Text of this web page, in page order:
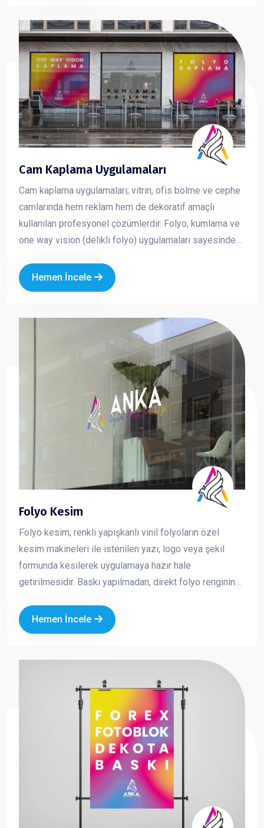
Cam Kaplama Uygulamaları
Cam kaplama uygulamaları; vitrin, ofis bölme ve cephe
camlarında hem reklam hem de dekoratif amaçlı
kullanılan profesyonel çözümlerdir. Folyo, kumlama ve
one way vision (delikli folyo) uygulamaları sayesinde
mahremiyet ve güneş kontrolü sağlayabilirsiniz.
Hemen İncele
Folyo Kesim
Folyo kesim; renkli yapışkanlı vinil folyoların özel
kesim makineleri ile istenilen yazı, logo veya şekil
formunda kesilerek uygulamaya hazır hale
getirilmesidir. Baskı yapılmadan, direkt folyo renginin
görünüm sunar. Özellikle cam, vitrin, araç ve tabela
uygulamalarında tercih edilen folyo kesim, markanızın
Hemen İncele